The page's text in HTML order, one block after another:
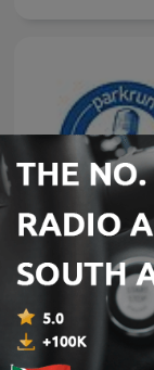
parkrun
podcast